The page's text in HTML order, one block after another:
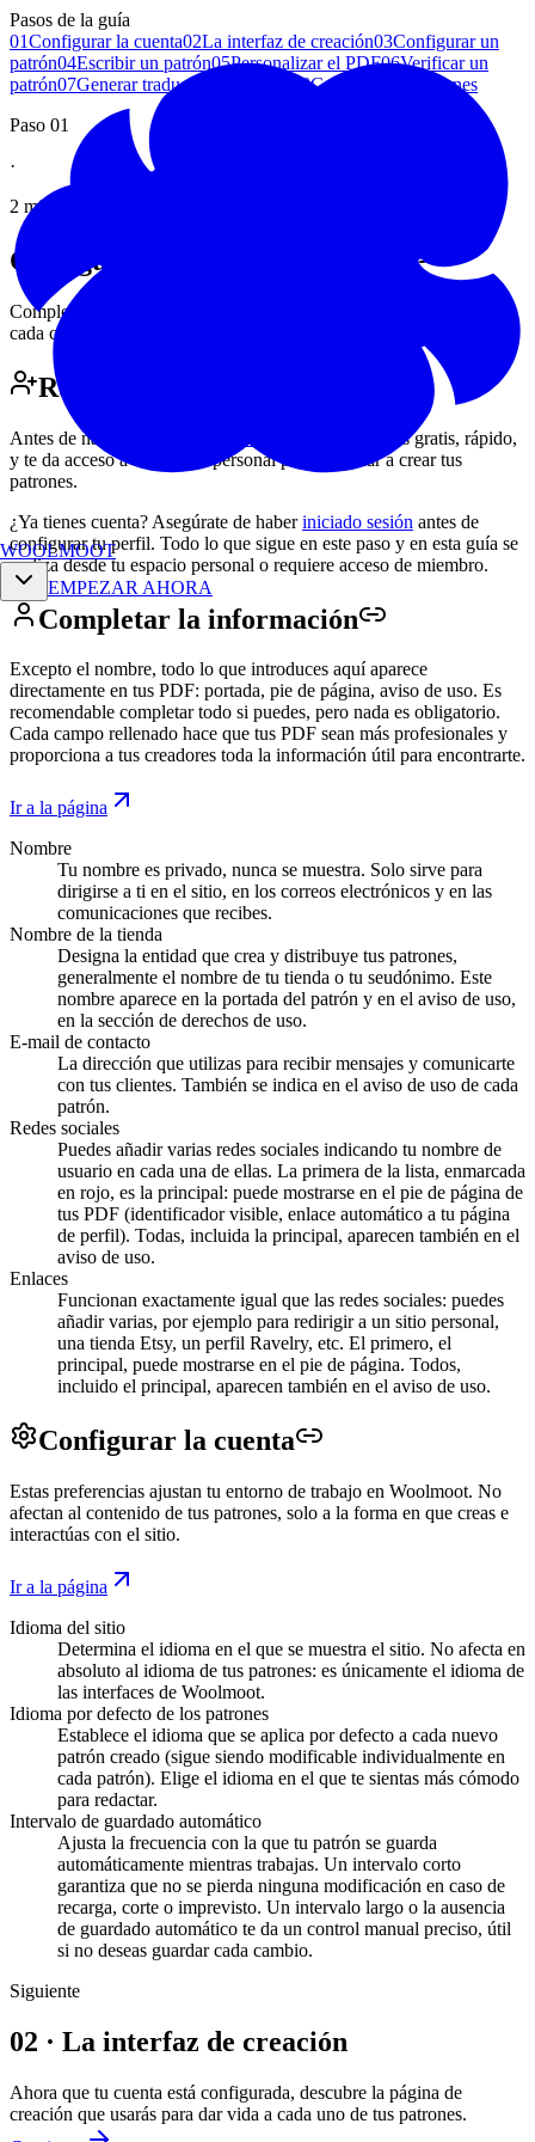
WOOLMOOT
EMPEZAR AHORA
Pasos de la guía
01Configurar la cuenta02La interfaz de creación03Configurar un
patrón04Escribir un patrón05Personalizar el PDF06Verificar un
patrón07Generar traducciones y PDF 08Gestionar los patrones
Paso 01
·
2 minutos de lectura
Configurar tu cuenta
Completa tu perfil y ajusta tus preferencias para ahorrar tiempo en
cada creación de patrón.
Registrarse e iniciar
Antes de nada, debes
. Es gratis, rápido,
y te da acceso a tu espacio personal para empezar a crear tus
patrones.
¿Ya tienes cuenta? Asegúrate de haberiniciado sesión antes de
configurar tu perfil. Todo lo que sigue en este paso y en esta guía se
realiza desde tu espacio personal o requiere acceso de miembro.
Completar la información
Excepto el nombre, todo lo que introduces aquí aparece
directamente en tus PDF: portada, pie de página, aviso de uso. Es
recomendable completar todo si puedes, pero nada es obligatorio.
Cada campo rellenado hace que tus PDF sean más profesionales y
proporciona a tus creadores toda la información útil para encontrarte.
Ir a la página
Nombre
Tu nombre es privado, nunca se muestra. Solo sirve para
dirigirse a ti en el sitio, en los correos electrónicos y en las
comunicaciones que recibes.
Nombre de la tienda
Designa la entidad que crea y distribuye tus patrones,
generalmente el nombre de tu tienda o tu seudónimo. Este
nombre aparece en la portada del patrón y en el aviso de uso,
en la sección de derechos de uso.
E-mail de contacto
La dirección que utilizas para recibir mensajes y comunicarte
con tus clientes. También se indica en el aviso de uso de cada
patrón.
Redes sociales
Puedes añadir varias redes sociales indicando tu nombre de
usuario en cada una de ellas. La primera de la lista, enmarcada
en rojo, es la principal: puede mostrarse en el pie de página de
tus PDF (identificador visible, enlace automático a tu página
de perfil). Todas, incluida la principal, aparecen también en el
aviso de uso.
Enlaces
Funcionan exactamente igual que las redes sociales: puedes
añadir varias, por ejemplo para redirigir a un sitio personal,
una tienda Etsy, un perfil Ravelry, etc. El primero, el
principal, puede mostrarse en el pie de página. Todos,
incluido el principal, aparecen también en el aviso de uso.
Configurar la cuenta
Estas preferencias ajustan tu entorno de trabajo en Woolmoot. No
afectan al contenido de tus patrones, solo a la forma en que creas e
interactúas con el sitio.
Ir a la página
Idioma del sitio
Determina el idioma en el que se muestra el sitio. No afecta en
absoluto al idioma de tus patrones: es únicamente el idioma de
las interfaces de Woolmoot.
Idioma por defecto de los patrones
Establece el idioma que se aplica por defecto a cada nuevo
patrón creado (sigue siendo modificable individualmente en
cada patrón). Elige el idioma en el que te sientas más cómodo
para redactar.
Intervalo de guardado automático
Ajusta la frecuencia con la que tu patrón se guarda
automáticamente mientras trabajas. Un intervalo corto
garantiza que no se pierda ninguna modificación en caso de
recarga, corte o imprevisto. Un intervalo largo o la ausencia
de guardado automático te da un control manual preciso, útil
si no deseas guardar cada cambio.
Siguiente
02 · La interfaz de creación
Ahora que tu cuenta está configurada, descubre la página de
creación que usarás para dar vida a cada uno de tus patrones.